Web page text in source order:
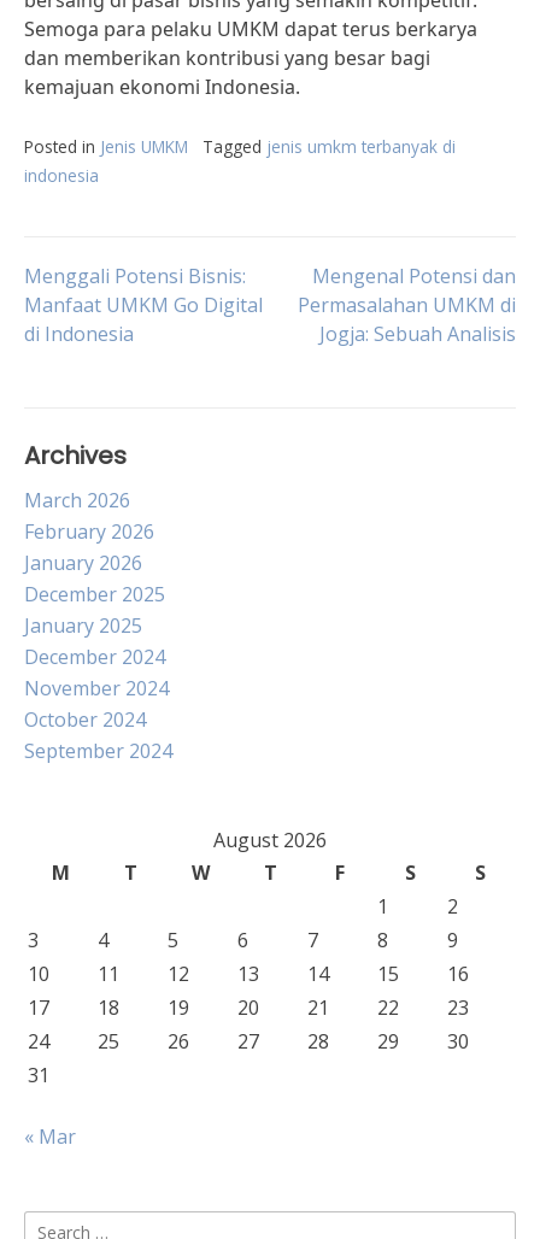
Semoga para pelaku UMKM dapat terus berkarya
dan memberikan kontribusi yang besar bagi
kemajuan ekonomi Indonesia.
Posted in Jenis UMKM Tagged jenis umkm terbanyak di
indonesia
Post
navigation
Menggali Potensi Bisnis:
Manfaat UMKM Go Digital
di Indonesia
Mengenal Potensi dan
Permasalahan UMKM di
Jogja: Sebuah Analisis
Archives
March 2026
February 2026
January 2026
December 2025
January 2025
December 2024
November 2024
October 2024
September 2024
August 2026
M
T W T F S
S
1
2
3
4 5 6 7 8
9
10
11 12 13 14 15
16
17
18 19 20 21 22
23
24
25 26 27 28 29
30
31
« Mar
Search